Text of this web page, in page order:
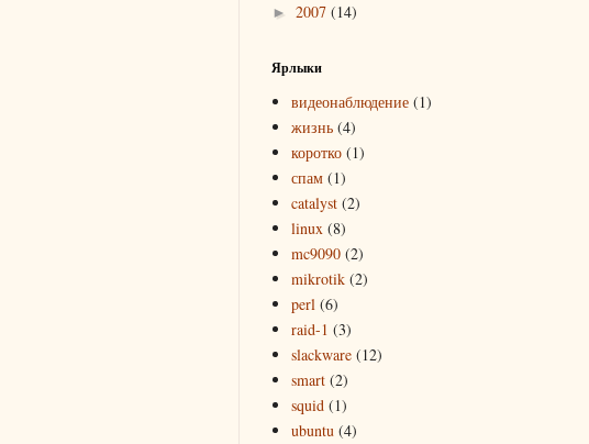
► 2007 (14)
Ярлыки
видеонаблюдение (1)
жизнь (4)
коротко (1)
спам (1)
catalyst (2)
linux (8)
mc9090 (2)
mikrotik (2)
perl (6)
raid-1 (3)
slackware (12)
smart (2)
squid (1)
ubuntu (4)